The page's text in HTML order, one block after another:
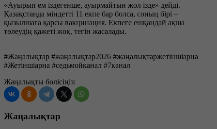
«Ауырып ем іздегенше, ауырмайтын жол ізде» дейді.
Қазақстанда міндетті 11 екпе бар болса, соның бірі –
қызылшаға қарсы вакцинация. Екпеге ешқандай ақша
төлеудің қажеті жоқ, тегін жасалады.
———————————————
#Жаңалықтар #жаңалықтар2026 #жаңалықтаржетіншіарна
#Жетіншіарна #седьмойканал #7канал
Жаңалықты бөлісіңіз:
Жаңалықтар